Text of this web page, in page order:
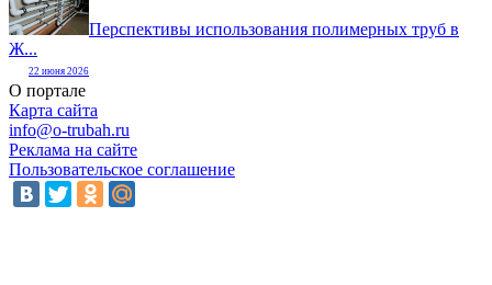
Перспективы использования полимерных труб в
Ж...
22 июня 2026
О портале
Карта сайта
info@o-trubah.ru
Реклама на сайте
Пользовательское соглашение